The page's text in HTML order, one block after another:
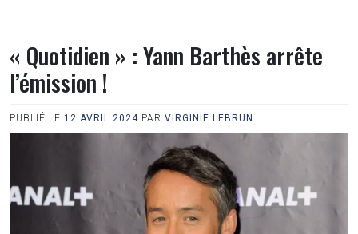
« Quotidien » : Yann Barthès arrête
l’émission !
PUBLIÉ LE 12 AVRIL 2024 PAR VIRGINIE LEBRUN